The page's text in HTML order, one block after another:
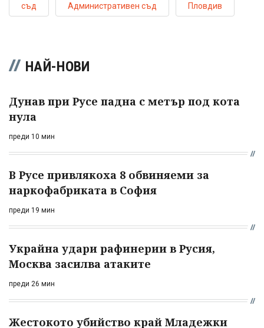
съд Административен съд Пловдив
НАЙ-НОВИ
Дунав при Русе падна с метър под кота
нула
преди 10 мин
В Русе привлякоха 8 обвиняеми за
наркофабриката в София
преди 19 мин
Украйна удари рафинерии в Русия,
Москва засилва атаките
преди 26 мин
Жестокото убийство край Младежки